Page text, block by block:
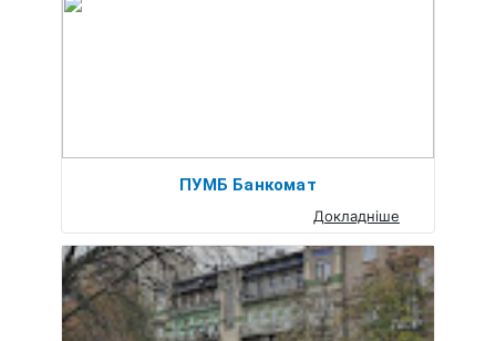
ПУМБ Банкомат
Докладніше